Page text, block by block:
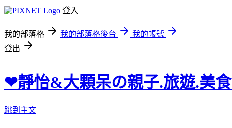
登入
我的部落格 我的部落格後台
我的帳號
登出
❤靜怡&大顆呆の親子.旅遊.美
跳到主文